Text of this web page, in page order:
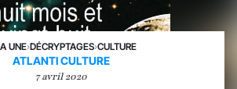
UNE›DÉCRYPTAGES›CULTURE
ATLANTI CULTURE
7 avril 2020